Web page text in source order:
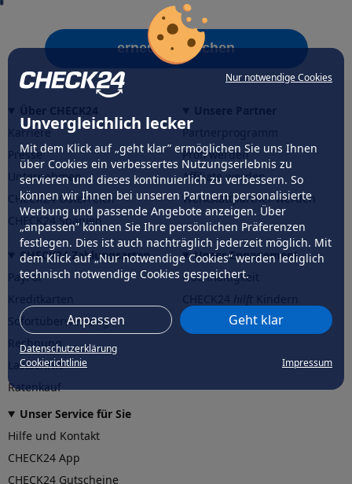
Nur notwendige Cookies
Unvergleichlich lecker
Mit dem Klick auf „geht klar” ermöglichen Sie uns Ihnen
über Cookies ein verbessertes Nutzungserlebnis zu
servieren und dieses kontinuierlich zu verbessern. So
können wir Ihnen bei unseren Partnern personalisierte
Werbung und passende Angebote anzeigen. Über
„anpassen” können Sie Ihre persönlichen Präferenzen
festlegen. Dies ist auch nachträglich jederzeit möglich. Mit
dem Klick auf „Nur notwendige Cookies” werden lediglich
technisch notwendige Cookies gespeichert.
Anpassen Geht klar
Datenschutzerklärung
Cookierichtlinie
Impressum
erneut versuchen
Karriere
Presse
Unternehmen
CHECK24 Österreich
CHECK24 Spanien
Partnerprogramm
Profi werden
Affiliate werden
Werkstattpartner werden
CHECK24 Zahlungsarten
PayPal
Sofortüberweisung
Rechnung
Lastschrift
Ratenkauf
Unser Engagement
Nachhaltigkeit
CHECK24hilftder Natur
Unser Service für Sie
Hilfe und Kontakt
CHECK24 App
CHECK24 Gutscheine